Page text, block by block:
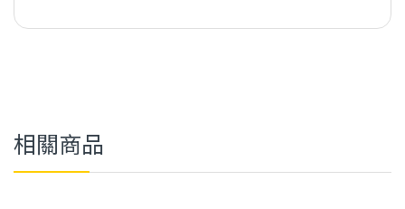
相關商品